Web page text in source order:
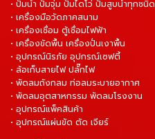
• ปั๊มน้ำ ปั๊มจุ่ม ปั๊มไดโว่ ปั๊มสูบน้ำทุกชนิด
• เครื่องมือวัดภาคสนาม
• เครื่องเชื่อม ตู้เชื่อมไฟฟ้า
• เครื่องขัดพื้น เครื่องปั่นเงาพื้น
• อุปกรณ์นิรภัย อุปกรณ์เซฟตี้
• ล้อเก็บสายไฟ ปลั๊กไฟ
• พัดลมถังกลม ท่อลมระบายอากาศ
• พัดลมอุตสาหกรรม พัดลมโรงงาน
• อุปกรณ์แพ็คสินค้า
• อุปกรณ์แผ่นขัด ตัด เจียร์